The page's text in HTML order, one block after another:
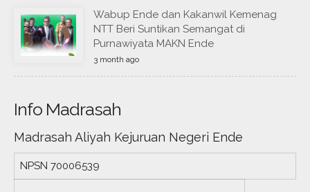
Wabup Ende dan Kakanwil Kemenag
NTT Beri Suntikan Semangat di
Purnawiyata MAKN Ende
3 month ago
Info Madrasah
Madrasah Aliyah Kejuruan Negeri Ende
NPSN 70006539